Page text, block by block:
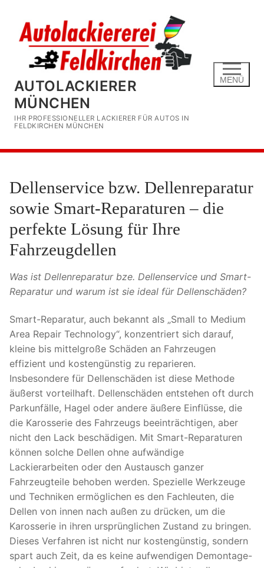
springen
AUTOLACKIERER
MÜNCHEN
IHR PROFESSIONELLER LACKIERER FÜR AUTOS IN
FELDKIRCHEN MÜNCHEN
MENÜ
Dellenservice bzw. Dellenreparatur
sowie Smart-Reparaturen – die
perfekte Lösung für Ihre
Fahrzeugdellen
Was ist Dellenreparatur bze. Dellenservice und Smart-
Reparatur und warum ist sie ideal für Dellenschäden?
Smart-Reparatur, auch bekannt als „Small to Medium
Area Repair Technology“, konzentriert sich darauf,
kleine bis mittelgroße Schäden an Fahrzeugen
effizient und kostengünstig zu reparieren.
Insbesondere für Dellenschäden ist diese Methode
äußerst vorteilhaft. Dellenschäden entstehen oft durch
Parkunfälle, Hagel oder andere äußere Einflüsse, die
die Karosserie des Fahrzeugs beeinträchtigen, aber
nicht den Lack beschädigen. Mit Smart-Reparaturen
können solche Dellen ohne aufwändige
Lackierarbeiten oder den Austausch ganzer
Fahrzeugteile behoben werden. Spezielle Werkzeuge
und Techniken ermöglichen es den Fachleuten, die
Dellen von innen nach außen zu drücken, um die
Karosserie in ihren ursprünglichen Zustand zu bringen.
Dieses Verfahren ist nicht nur kostengünstig, sondern
spart auch Zeit, da es keine aufwendigen Demontage-